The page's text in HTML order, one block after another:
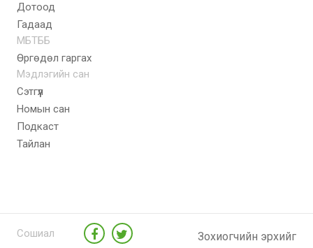
Дотоод
Гадаад
МБТББ
Өргөдөл гаргах
Мэдлэгийн сан
Сэтгүүл
Номын сан
Подкаст
Тайлан
Сошиал
Зохиогчийн эрхийг